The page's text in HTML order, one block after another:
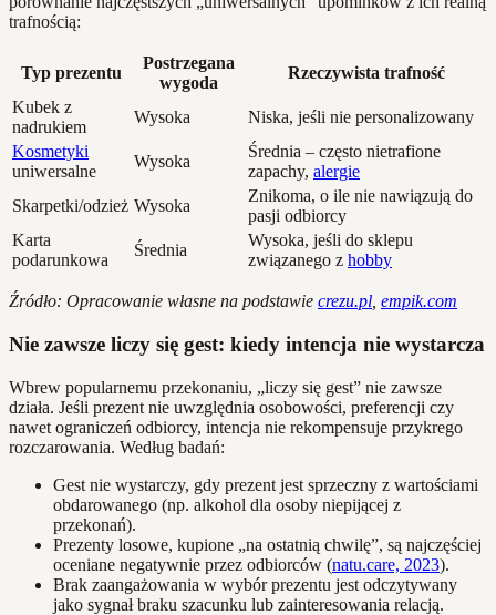
trafnością:
Typ prezentu
Postrzegana
wygoda
Rzeczywista trafność
Kubek z
nadrukiem
Wysoka
Niska, jeśli nie personalizowany
Kosmetyki
uniwersalne
Wysoka
Średnia – często nietrafione
zapachy, alergie
Skarpetki/odzież Wysoka
Znikoma, o ile nie nawiązują do
pasji odbiorcy
Karta
podarunkowa
Średnia
Wysoka, jeśli do sklepu
związanego z hobby
Źródło: Opracowanie własne na podstawie crezu.pl empik.com
Nie zawsze liczy się gest: kiedy intencja nie wystarcza
Wbrew popularnemu przekonaniu, „liczy się gest” nie zawsze
działa. Jeśli prezent nie uwzględnia osobowości, preferencji czy
nawet ograniczeń odbiorcy, intencja nie rekompensuje przykrego
rozczarowania. Według badań:
Gest nie wystarczy, gdy prezent jest sprzeczny z wartościami
obdarowanego (np. alkohol dla osoby niepijącej z
przekonań).
Prezenty losowe, kupione „na ostatnią chwilę”, są najczęściej
oceniane negatywnie przez odbiorców (natu.care, 2023).
Brak zaangażowania w wybór prezentu jest odczytywany
jako sygnał braku szacunku lub zainteresowania relacją.